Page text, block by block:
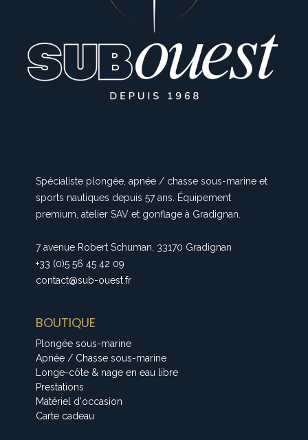
Spécialiste plongée, apnée / chasse sous-marine et
sports nautiques depuis 57 ans. Équipement
premium, atelier SAV et gonflage à Gradignan.
7 avenue Robert Schuman, 33170 Gradignan
+33 (0)5 56 45 42 09
contact@sub-ouest.fr
BOUTIQUE
Plongée sous-marine
Apnée / Chasse sous-marine
Longe-côte & nage en eau libre
Prestations
Matériel d'occasion
Carte cadeau